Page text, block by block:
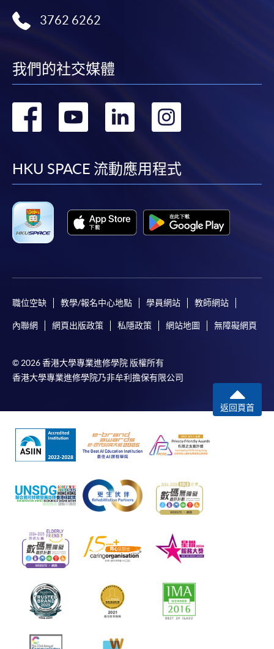
3762 6262
我們的社交媒體
轉
facebook
轉
youtube
轉
linkedin
HKU SPACE 流動應用程式
職位空缺 教學/報名中心地點 學員網站 教師網站
內聯網 網頁出版政策 私隱政策 網站地圖 無障礙網頁
© 2026 香港大學專業進修學院 版權所有
香港大學專業進修學院乃非牟利擔保有限公司
返回頁首